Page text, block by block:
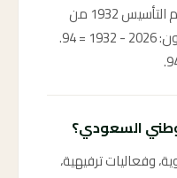
يُحسب رقم اليوم الوطني بطرح عام التأسيس 1932 من
السنة الحالية. فمثلاً عام 2026 يكون: 2026 - 1932 = 94.
السعودي؟
وفعاليات ترفيهية،